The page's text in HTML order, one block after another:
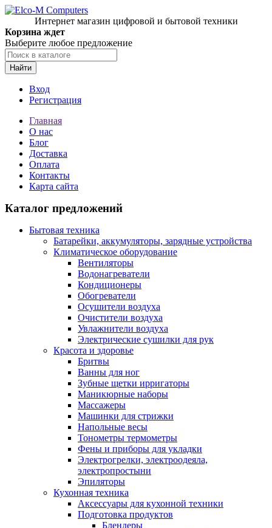
Интернет магазин цифровой и бытовой техники
Корзина ждет
Выберите любое предложение
Найти
Вход
Регистрация
Главная
О нас
Блог
Доставка
Оплата
Контакты
Карта сайта
Каталог предложений
Бытовая техника
Батарейки, аккумуляторы, зарядные устройства
Климатическое оборудование
Вентиляторы
Водонагреватели
Кондиционеры
Обогреватели
Осушители воздуха
Очистители воздуха
Увлажнители воздуха
Электрические сушилки для рук
Красота и здоровье
Бритвы
Ванны для ног
Зубные щетки ирригаторы
Маникюрные наборы
Массажеры
Машинки для стрижки
Напольные весы
Тонометры термометры
Фены и приборы для укладки
Электрогрелки, электроодеяла,
электропростыни
Эпиляторы
Кухонная техника
Аксессуары для кухонной техники
Подготовка продуктов
Блендеры